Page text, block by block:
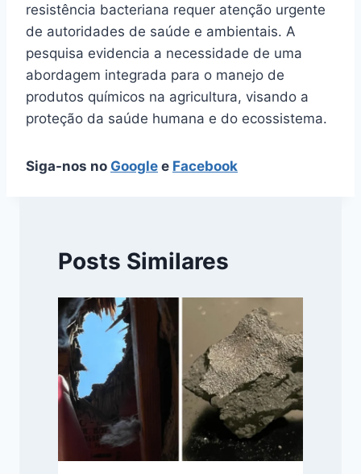
resistência bacteriana requer atenção urgente
de autoridades de saúde e ambientais. A
pesquisa evidencia a necessidade de uma
abordagem integrada para o manejo de
produtos químicos na agricultura, visando a
proteção da saúde humana e do ecossistema.
Siga-nos no Google e Facebook
Posts Similares